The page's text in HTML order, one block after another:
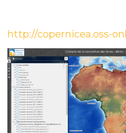
http://copernicea.oss-